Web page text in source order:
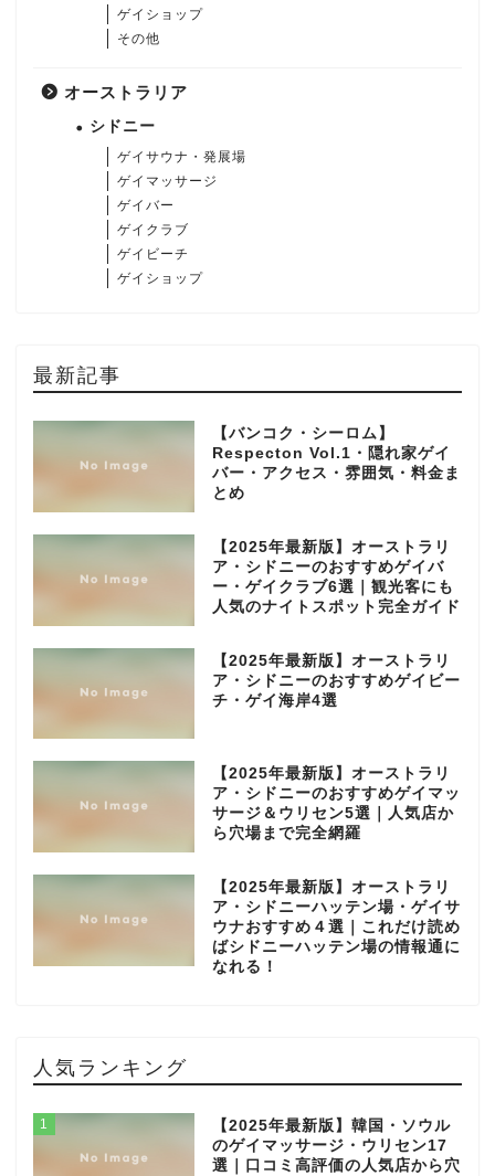
ゲイショップ
その他
オーストラリア
シドニー
ゲイサウナ・発展場
ゲイマッサージ
ゲイバー
ゲイクラブ
ゲイビーチ
ゲイショップ
最新記事
【バンコク・シーロム】
Respecton Vol.1・隠れ家ゲイ
バー・アクセス・雰囲気・料金ま
とめ
【2025年最新版】オーストラリ
ア・シドニーのおすすめゲイバ
ー・ゲイクラブ6選｜観光客にも
人気のナイトスポット完全ガイド
【2025年最新版】オーストラリ
ア・シドニーのおすすめゲイビー
チ・ゲイ海岸4選
【2025年最新版】オーストラリ
ア・シドニーのおすすめゲイマッ
サージ＆ウリセン5選｜人気店か
ら穴場まで完全網羅
【2025年最新版】オーストラリ
ア・シドニーハッテン場・ゲイサ
ウナおすすめ４選｜これだけ読め
ばシドニーハッテン場の情報通に
なれる！
人気ランキング
1
【2025年最新版】韓国・ソウル
のゲイマッサージ・ウリセン17
選｜口コミ高評価の人気店から穴